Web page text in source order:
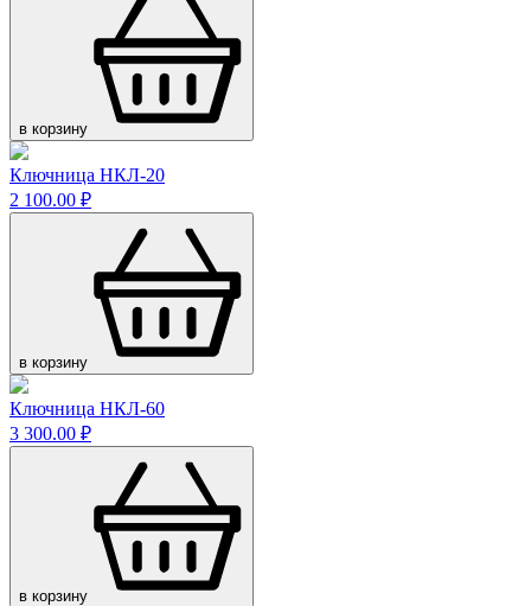
в корзину
Ключница НКЛ-20
2 100.00 ₽
в корзину
Ключница НКЛ-60
3 300.00 ₽
в корзину